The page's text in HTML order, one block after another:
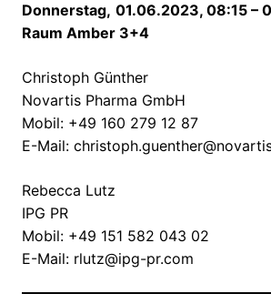
Donnerstag, 01.06.2023, 08:15 –
Raum Amber 3+4
Christoph Günther
Novartis Pharma GmbH
Mobil: +49 160 279 12 87
E-Mail:
Rebecca Lutz
IPG PR
Mobil: +49 151 582 043 02
E-Mail: rlutz@ipg-pr.com